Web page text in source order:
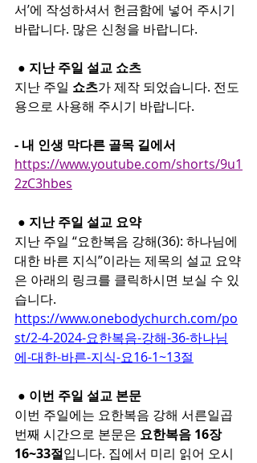
서’에 작성하셔서 헌금함에 넣어 주시기
바랍니다. 많은 신청을 바랍니다.
● 지난 주일 설교 쇼츠
지난 주일 쇼츠가 제작 되었습니다. 전도
용으로 사용해 주시기 바랍니다.
- 내 인생 막다른 골목 길에서
https://www.youtube.com/shorts/9u1
2zC3hbes
● 지난 주일 설교 요약
지난 주일 “요한복음 강해(36): 하나님에
대한 바른 지식”이라는 제목의 설교 요약
은 아래의 링크를 클릭하시면 보실 수 있
습니다.
https://www.onebodychurch.com/po
st/2-4-2024-요한복음-강해-36-하나님
에-대한-바른-지식-요16-1~13절
● 이번 주일 설교 본문
이번 주일에는 요한복음 강해 서른일곱
번째 시간으로 본문은 요한복음 16장
16~33절입니다. 집에서 미리 읽어 오시